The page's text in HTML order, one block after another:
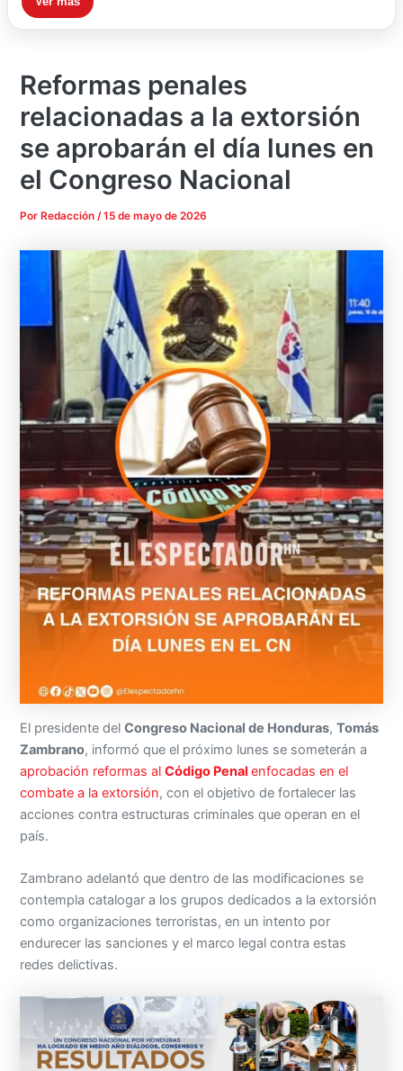
Reformas penales
relacionadas a la extorsión
se aprobarán el día lunes en
el Congreso Nacional
Por Redacción/15 de mayo de 2026
El presidente delCongreso Nacional de Honduras,Tomás
Zambrano, informó que el próximo lunes se someterán a
aprobación reformas alCódigo Penalenfocadas en el
combate a la extorsión, con el objetivo de fortalecer las
acciones contra estructuras criminales que operan en el
país.
Zambrano adelantó que dentro de las modificaciones se
contempla catalogar a los grupos dedicados a la extorsión
como organizaciones terroristas, en un intento por
endurecer las sanciones y el marco legal contra estas
redes delictivas.